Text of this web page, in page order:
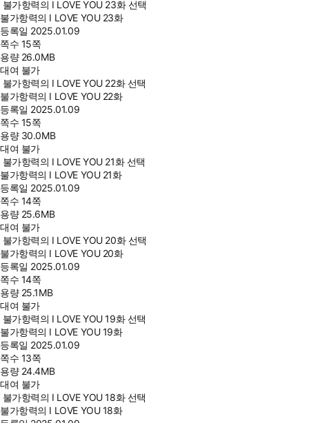
불가항력의 I LOVE YOU 23화 선택
불가항력의 I LOVE YOU 23화
등록일 2025.01.09
쪽수 15쪽
용량 26.0MB
대여 불가
불가항력의 I LOVE YOU 22화 선택
불가항력의 I LOVE YOU 22화
등록일 2025.01.09
쪽수 15쪽
용량 30.0MB
대여 불가
불가항력의 I LOVE YOU 21화 선택
불가항력의 I LOVE YOU 21화
등록일 2025.01.09
쪽수 14쪽
용량 25.6MB
대여 불가
불가항력의 I LOVE YOU 20화 선택
불가항력의 I LOVE YOU 20화
등록일 2025.01.09
쪽수 14쪽
용량 25.1MB
대여 불가
불가항력의 I LOVE YOU 19화 선택
불가항력의 I LOVE YOU 19화
등록일 2025.01.09
쪽수 13쪽
용량 24.4MB
대여 불가
불가항력의 I LOVE YOU 18화 선택
불가항력의 I LOVE YOU 18화